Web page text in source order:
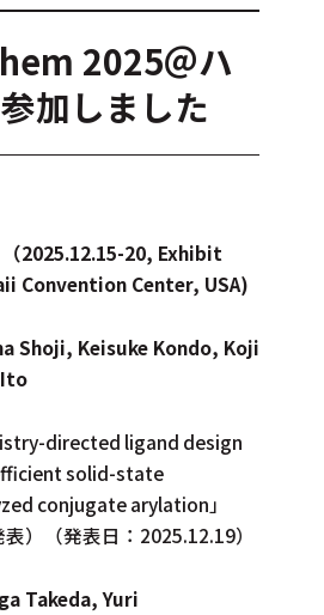
2025＠ハ
加しました
2025.12.15-20, Exhibit
Convention Center, USA)
Shoji, Keisuke Kondo, Koji
directed ligand design
solid-state
conjugate arylation」
表）（発表日：2025.12.19）
Takeda, Yuri